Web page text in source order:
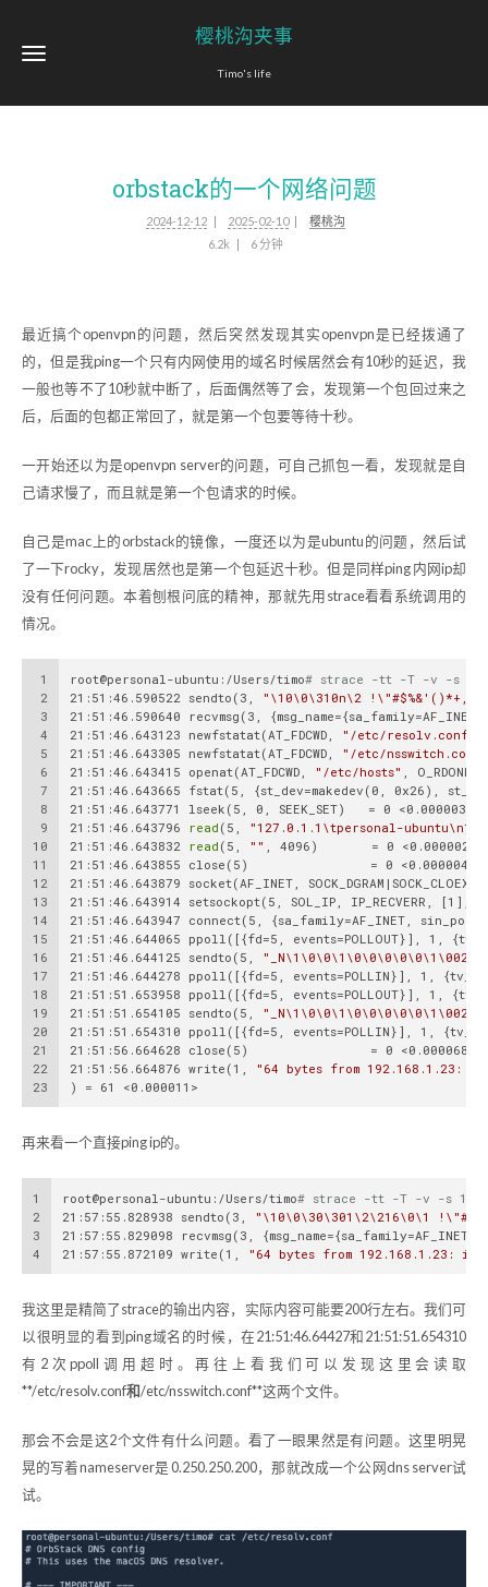
樱桃沟夹事
Timo's life
orbstack的一个网络问题
2024-12-12 2025-02-10
樱桃沟
6.2k
6 分钟
最近搞个openvpn的问题，然后突然发现其实openvpn是已经拨通了
的，但是我ping一个只有内网使用的域名时候居然会有10秒的延迟，我
一般也等不了10秒就中断了，后面偶然等了会，发现第一个包回过来之
后，后面的包都正常回了，就是第一个包要等待十秒。
一开始还以为是openvpn server的问题，可自己抓包一看，发现就是自
己请求慢了，而且就是第一个包请求的时候。
自己是mac上的orbstack的镜像，一度还以为是ubuntu的问题，然后试
了一下rocky，发现居然也是第一个包延迟十秒。但是同样ping 内网ip却
没有任何问题。本着刨根问底的精神，那就先用strace看看系统调用的
情况。
1
2
3
4
5
6
7
8
9
10
11
12
13
14
15
16
17
18
19
20
21
22
23
root@personal-ubuntu:/Users/timo# strace -tt -T -v -s
21:51:46.590522 sendto(3,
"\10\0\310n\2 !\"#$%&'()*+,-./
21:51:46.590640 recvmsg(3,
21:51:46.643123 newfstatat(AT_FDCWD,
"/etc/resolv.conf"
21:51:46.643305 newfstatat(AT_FDCWD,
"/etc/nsswitch.conf"
21:51:46.643415 openat(AT_FDCWD,
"/etc/hosts" ,
21:51:46.643665 fstat(5, {st_dev=makedev(0, 0x26),
21:51:46.643771 lseek(5, 0, SEEK_SET)   = 0 <0.000003>
21:51:46.643796
read (5,
"127.0.1.1\tpersonal-
21:51:46.643832 read (5, "" , 4096)       = 0 <0.000002>
21:51:46.643855 close(5)                = 0 <0.000004>
21:51:46.643879 socket(AF_INET,
21:51:46.643914 setsockopt(5, SOL_IP, IP_RECVERR, [1],
21:51:46.643947 connect(5, {sa_family=AF_INET,
21:51:46.644065 ppoll([{fd=5, events=POLLOUT}], 1,
21:51:46.644125 sendto(5,
21:51:46.644278 ppoll([{fd=5, events=POLLIN}], 1,
21:51:51.653958 ppoll([{fd=5, events=POLLOUT}], 1,
21:51:51.654105 sendto(5,
21:51:51.654310 ppoll([{fd=5, events=POLLIN}], 1,
21:51:56.664628 close(5)                = 0 <0.000068>
21:51:56.664876 write(1,
"64 bytes from 192.168.1.23:
) = 61 <0.000011>
再来看一个直接ping ip的。
1
2
3
4
root@personal-ubuntu:/Users/timo# strace -tt -T -v -s 1024
21:57:55.828938 sendto(3,
"\10\0\30\301\2\216\0\1
21:57:55.829098 recvmsg(3,
21:57:55.872109 write(1,
"64 bytes from 192.168.1.23:
我这里是精简了strace的输出内容，实际内容可能要200行左右。我们可
以很明显的看到ping域名的时候，在21:51:46.64427和21:51:51.654310
有2次ppoll调用超时。再往上看我们可以发现这里会读取
**/etc/resolv.conf和/etc/nsswitch.conf**这两个文件。
那会不会是这2个文件有什么问题。看了一眼果然是有问题。这里明晃
晃的写着nameserver是 0.250.250.200，那就改成一个公网dns server试
试。